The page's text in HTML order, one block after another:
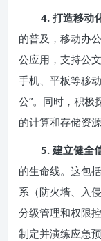
4. 打造移动
的普及，移动办
公应用，支持公
手机、平板等移
公”。同时，积极
的计算和存储资
5. 建立健全
的生命线。这包
系（防火墙、入
分级管理和权限
制定并演练应急